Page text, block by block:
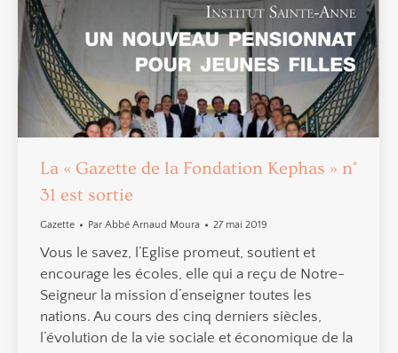
La « Gazette de la Fondation Kephas » n°
31 est sortie
Gazette Par Abbé Arnaud Moura 27 mai 2019
Vous le savez, l’Eglise promeut, soutient et
encourage les écoles, elle qui a reçu de Notre-
Seigneur la mission d’enseigner toutes les
nations. Au cours des cinq derniers siècles,
l’évolution de la vie sociale et économique de la